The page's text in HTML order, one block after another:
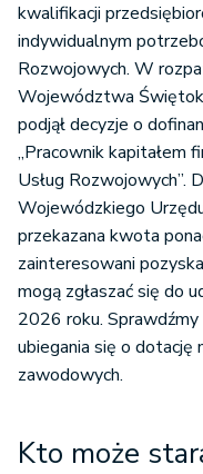
kwalifikacji
indywidualnym
Rozwojowych. W
Województwa
podjął decyzje o
„Pracownik kapitałem
Usług Rozwojowych”.
Wojewódzkiego
przekazana kwota
zainteresowani
mogą zgłaszać się do
2026 roku. Sprawdźmy
ubiegania się o dotację
zawodowych.
Kto może